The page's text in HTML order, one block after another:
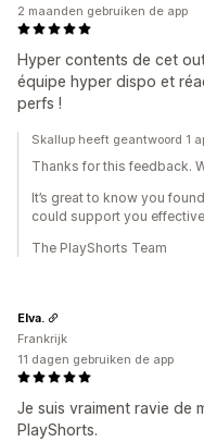
Hyper contents de cet
équipe hyper dispo et
perfs !
2 maanden gebruiken de app
Skallup heeft geantwoord 1
Thanks for this feedback.
It’s great to know you
could support you
The PlayShorts Team
Je suis vraiment ravie de
PlayShorts.
Elva.
Frankrijk
11 dagen gebruiken de app